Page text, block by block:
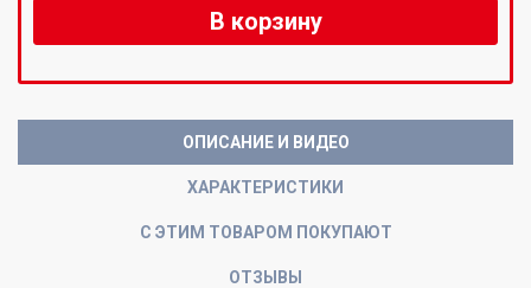
В корзину
ОПИСАНИЕ И ВИДЕО
ХАРАКТЕРИСТИКИ
С ЭТИМ ТОВАРОМ ПОКУПАЮТ
ОТЗЫВЫ